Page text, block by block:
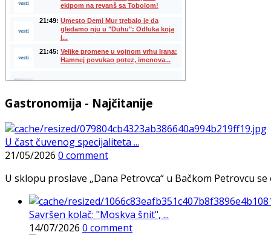
Gastronomija - Najčitanije
U čast čuvenog specijaliteta ...
21/05/2026 0 comment
U sklopu proslave „Dana Petrovca“ u Bačkom Petrovcu
Savršen kolač: "Moskva šnit", ...
14/07/2026 0 comment